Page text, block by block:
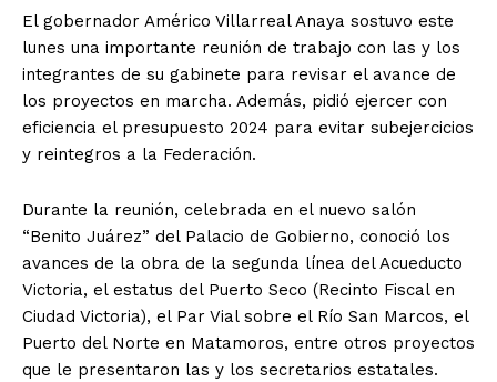
El gobernador Américo Villarreal Anaya sostuvo este
lunes una importante reunión de trabajo con las y los
integrantes de su gabinete para revisar el avance de
los proyectos en marcha. Además, pidió ejercer con
eficiencia el presupuesto 2024 para evitar subejercicios
y reintegros a la Federación.
Durante la reunión, celebrada en el nuevo salón
“Benito Juárez” del Palacio de Gobierno, conoció los
avances de la obra de la segunda línea del Acueducto
Victoria, el estatus del Puerto Seco (Recinto Fiscal en
Ciudad Victoria), el Par Vial sobre el Río San Marcos, el
Puerto del Norte en Matamoros, entre otros proyectos
que le presentaron las y los secretarios estatales.